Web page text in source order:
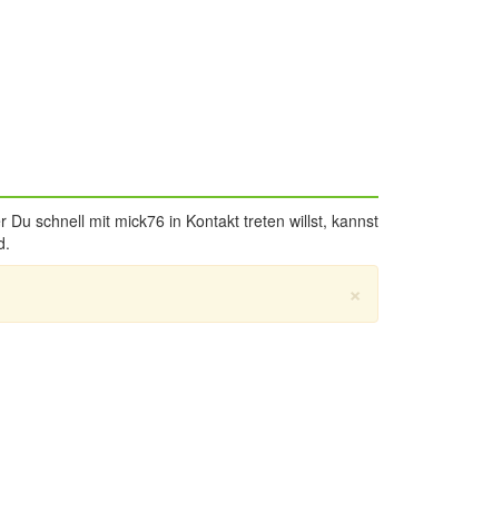
schnell mit mick76 in Kontakt treten willst, kannst
×